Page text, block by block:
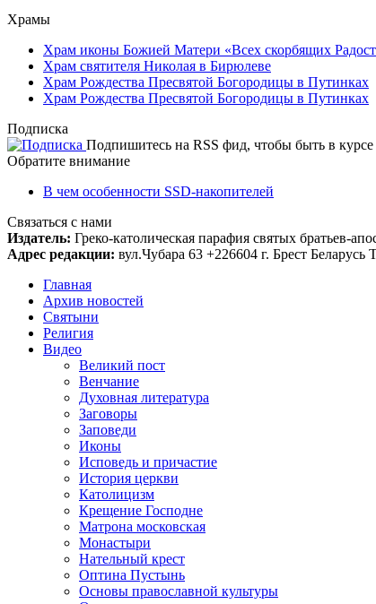
Храмы
Храм иконы Божией Матери «Всех скорбящих
Храм святителя Николая в Бирюлеве
Храм Рождества Пресвятой Богородицы в Путинках
Храм Рождества Пресвятой Богородицы в Путинках
Подписка
Подпишитесь на RSS фид, чтобы быть в
Обратите внимание
В чем особенности SSD-накопителей
Связаться с нами
Издатель: Греко-католическая парафия святых братьев-
Адрес редакции: вул.Чубара 63 +226604 г. Брест Беларусь
Главная
Архив новостей
Святыни
Религия
Видео
Великий пост
Венчание
Духовная литература
Заговоры
Заповеди
Иконы
Исповедь и причастие
История церкви
Католицизм
Крещение Господне
Матрона московская
Монастыри
Нательный крест
Оптина Пустынь
Основы православной культуры